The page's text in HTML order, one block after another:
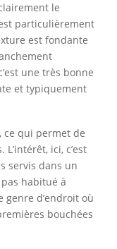
le
particulièrement
est fondante
une très bonne
et typiquement
ce qui permet de
ici, c’est
servis dans un
habitué à
genre d’endroit où
bouchées